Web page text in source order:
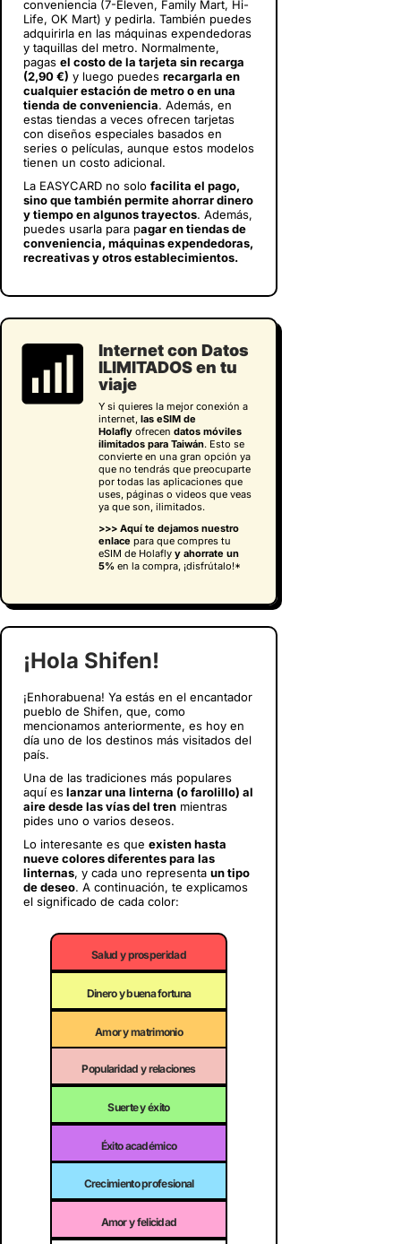
conveniencia (7-Eleven, Family Mart, Hi-
Life, OK Mart) y pedirla. También puedes
adquirirla en las máquinas expendedoras
y taquillas del metro. Normalmente,
pagas el costo de la tarjeta sin recarga
(2,90 €) y luego puedes recargarla en
cualquier estación de metro o en una
tienda de conveniencia. Además, en
estas tiendas a veces ofrecen tarjetas
con diseños especiales basados en
series o películas, aunque estos modelos
tienen un costo adicional.
La EASYCARD no solo facilita el pago,
sino que también permite ahorrar dinero
y tiempo en algunos trayectos. Además,
puedes usarla para pagar en tiendas de
conveniencia, máquinas expendedoras,
recreativas y otros establecimientos.
Internet con Datos
ILIMITADOS en tu
viaje
Y si quieres la mejor conexión a
internet, las eSIM de
Holaflyofrecen datos móviles
ilimitados para Taiwán. Esto se
convierte en una gran opción ya
que no tendrás que preocuparte
por todas las aplicaciones que
uses, páginas o videos que veas
ya que son, ilimitados.
>>> Aquí te dejamos nuestro
enlace para que compres tu
eSIM de Holafly y ahorrate un
5%en la compra, ¡disfrútalo!*
¡Hola Shifen!
¡Enhorabuena! Ya estás en el encantador
pueblo de Shifen, que, como
mencionamos anteriormente, es hoy en
día uno de los destinos más visitados del
país.
Una de las tradiciones más populares
aquí eslanzar una linterna (o farolillo) al
aire desde las vías del tren mientras
pides uno o varios deseos.
Lo interesante es que existen hasta
nueve colores diferentes para las
linternas, y cada uno representa un tipo
de deseo. A continuación, te explicamos
el significado de cada color:
Salud y prosperidad
Dinero y buena fortuna
Amor y matrimonio
Popularidad y relaciones
Suerte y éxito
Éxito académico
Crecimiento profesional
Amor y felicidad